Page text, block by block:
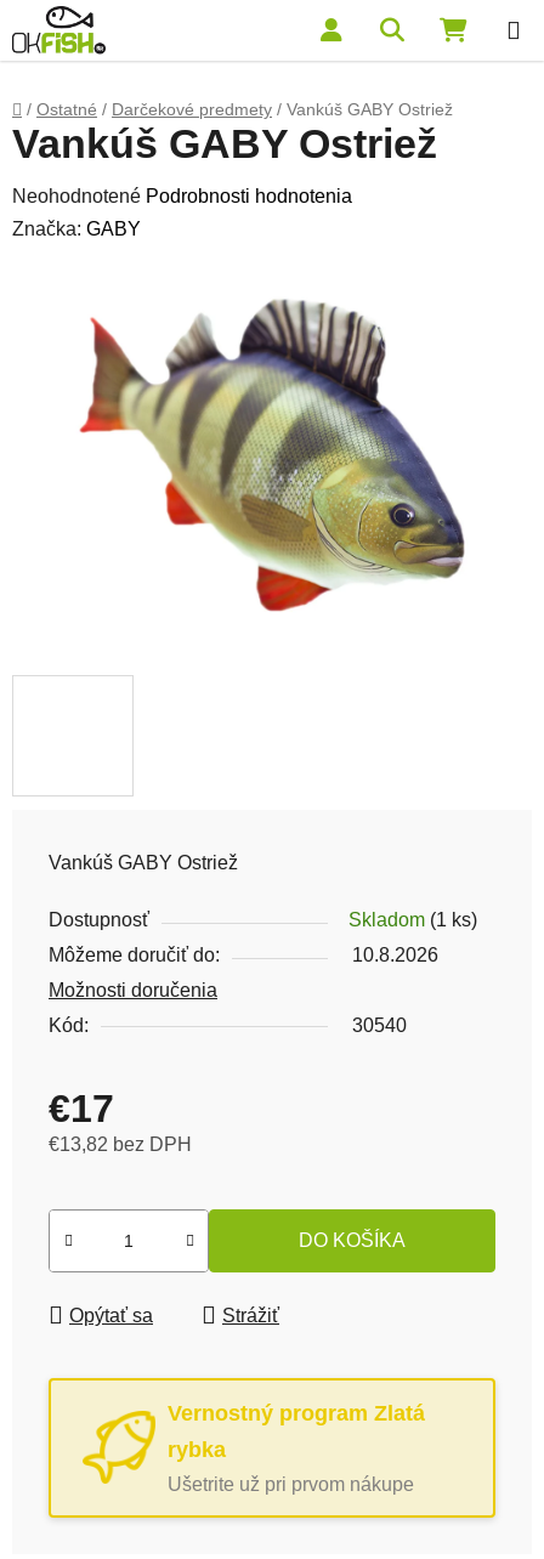
Prejsť na obsah Hľadať
Domov
/ Ostatné / Darčekové predmety / Vankúš GABY Ostriež
Vankúš GABY Ostriež
Dostupnosť Skladom (1 ks)
Môžeme doručiť do:
10.8.2026
Možnosti doručenia
Kód:
30540
€17
€13,82 bez DPH
DO KOŠÍKA
Opýtať sa Strážiť
Vernostný program Zlatá
rybka
Ušetrite už pri prvom nákupe
Vankúš GABY Ostriež
Priemerné hodnotenie produktu je 0,0 z 5 hviezdičiek.
Neohodnotené Podrobnosti hodnotenia
Značka: GABY